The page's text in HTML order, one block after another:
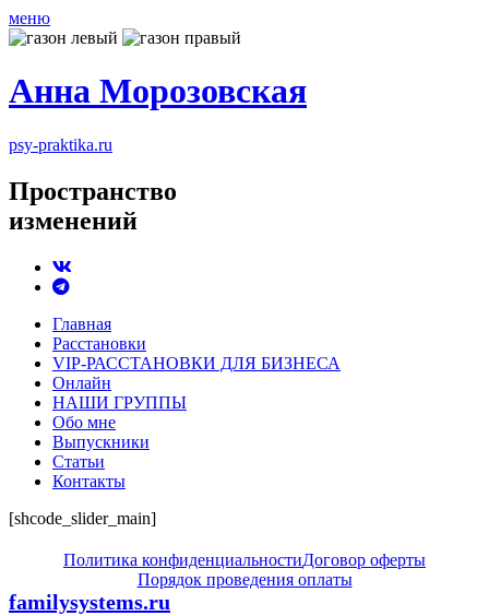
меню
Анна Морозовская
psy-praktika.ru
Пространство
изменений
Главная
Расстановки
VIP-РАССТАНОВКИ ДЛЯ БИЗНЕСА
Онлайн
НАШИ ГРУППЫ
Обо мне
Выпускники
Статьи
Контакты
[shcode_slider_main]
Политика конфиденциальностиДоговор оферты
Порядок проведения оплаты
familysystems.ru